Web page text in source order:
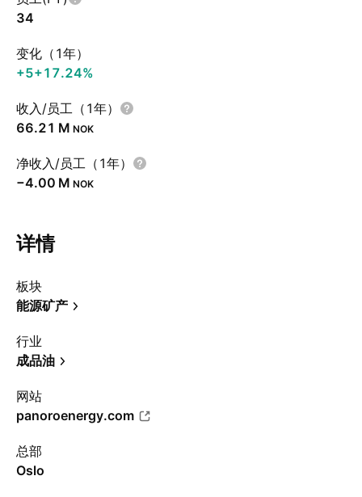
34
变化（1年）
+5+17.24%
收入/员工（1年）
‪66.21 M‬ NOK
净收入/员工（1年）
‪−4.00 M‬ NOK
详情
板块
能源矿产
行业
成品油
网站
panoroenergy.com
总部
Oslo